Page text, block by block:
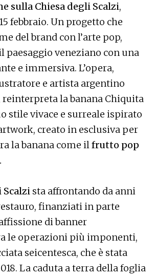
sulla Chiesa degli Scalzi,
febbraio. Un progetto che
del brand con l’arte pop,
paesaggio veneziano con una
e immersiva. L’opera,
e artista argentino
reinterpreta la banana Chiquita
stile vivace e surreale ispirato
creato in esclusiva per
la banana come ilfrutto pop
Scalzi sta affrontando da anni
finanziati in parte
di banner
le operazioni più imponenti,
seicentesca, che è stata
La caduta a terra della foglia